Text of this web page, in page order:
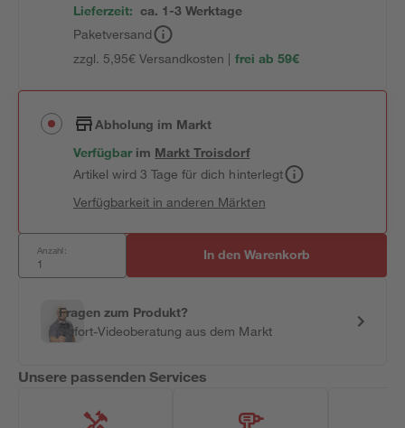
Lieferzeit: ca. 1-3 Werktage
Paketversand
zzgl. 5,95€ Versandkosten | frei ab 59€
Abholung im Markt
Verfügbar im MarktTroisdorf
Artikel wird 3 Tage für dich hinterlegt
Verfügbarkeit in anderen Märkten
Anzahl: In den Warenkorb
Fragen zum Produkt?
Sofort-Videoberatung aus dem Markt
Unsere passenden Services